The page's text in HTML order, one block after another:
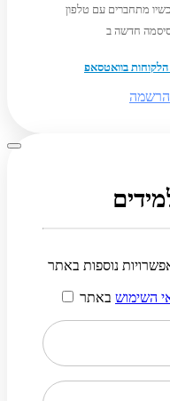
הלקוחות בוואטסאפ
הרשמה
נוספות באתר
השימוש באתר